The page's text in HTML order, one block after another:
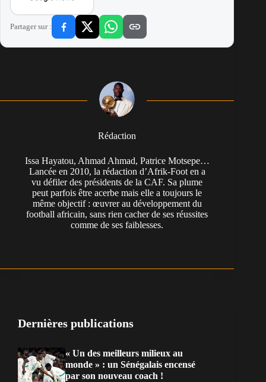
Partager sur :
Rédaction
Issa Hayatou, Ahmad Ahmad, Patrice Motsepe…
Lancée en 2010, la rédaction d’Afrik-Foot en a
vu défiler des présidents de la CAF. Sa plume
peut parfois être acerbe mais elle a toujours le
même objectif : œuvrer au développement du
football africain, sans rien cacher de ses réussites
comme de ses faiblesses.
Dernières publications
« Un des meilleurs milieux au
monde » : un Sénégalais encensé
par son nouveau coach !